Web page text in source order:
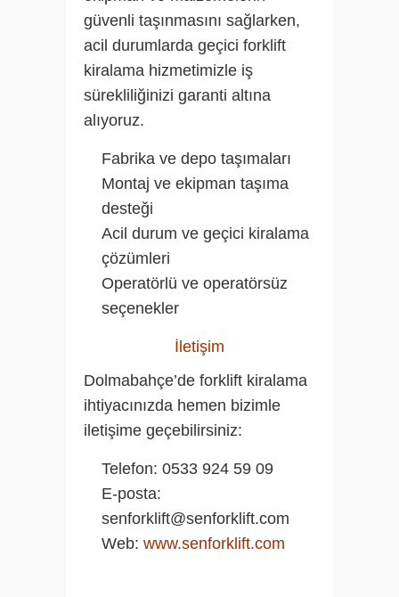
güvenli taşınmasını sağlarken,
acil durumlarda geçici forklift
kiralama hizmetimizle iş
sürekliliğinizi garanti altına
alıyoruz.
Fabrika ve depo taşımaları
Montaj ve ekipman taşıma
desteği
Acil durum ve geçici kiralama
çözümleri
Operatörlü ve operatörsüz
seçenekler
İletişim
Dolmabahçe’de forklift kiralama
ihtiyacınızda hemen bizimle
iletişime geçebilirsiniz:
Telefon: 0533 924 59 09
E-posta:
senforklift@senforklift.com
Web: www.senforklift.com